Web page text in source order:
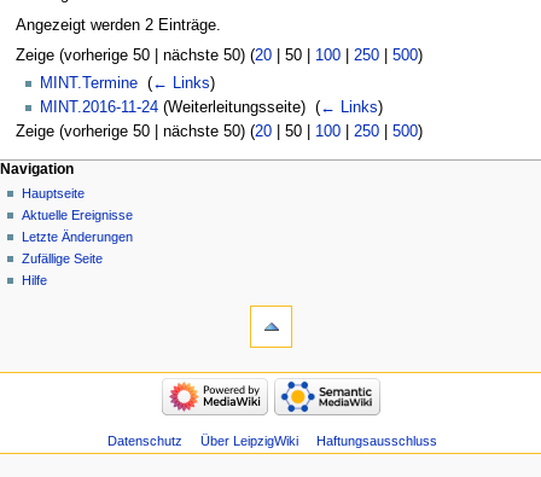
Angezeigt werden 2 Einträge.
Zeige (vorherige 50| nächste 50) (20| 50| 100| 250| 500)
MINT.Termine (← Links)
MINT.2016-11-24 (Weiterleitungsseite) ‎ (← Links)
Zeige (vorherige 50| nächste 50) (20| 50| 100| 250| 500)
Navigation
Hauptseite
Aktuelle Ereignisse
Letzte Änderungen
Zufällige Seite
Hilfe
Datenschutz Über LeipzigWiki Haftungsausschluss